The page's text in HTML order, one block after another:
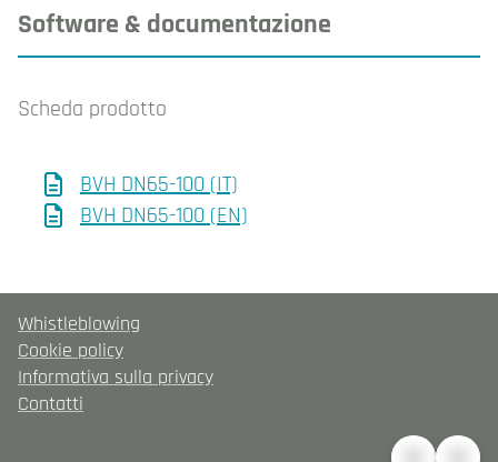
Software & documentazione
Scheda prodotto
BVH DN65-100 (IT)
BVH DN65-100 (EN)
Whistleblowing
Cookie policy
Informativa sulla privacy
Contatti